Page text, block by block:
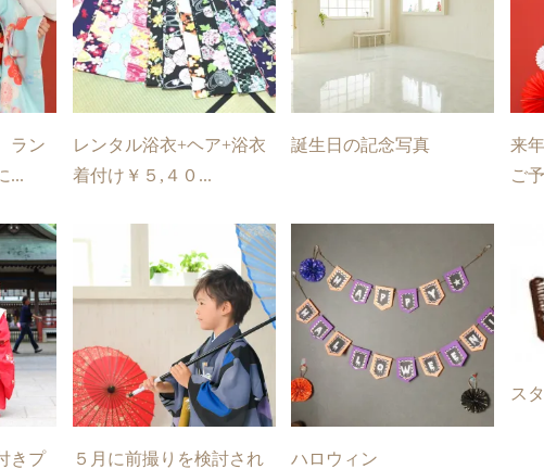
ラン
...
レンタル浴衣+ヘア+浴衣
着付け￥５,４０...
誕生日の記念写真
来
ご
きプ
５月に前撮りを検討され
ハロウィン
ス